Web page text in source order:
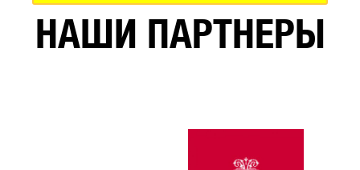
НАШИ ПАРТНЕРЫ